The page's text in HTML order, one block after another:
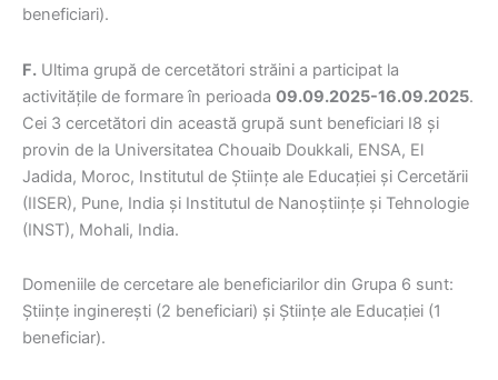
beneficiari).
F. Ultima grupă de cercetători străini a participat la
activitățile de formare în perioada 09.09.2025-16.09.2025.
Cei 3 cercetători din această grupă sunt beneficiari I8 și
provin de la Universitatea Chouaib Doukkali, ENSA, El
Jadida, Moroc, Institutul de Științe ale Educației și Cercetării
(IISER), Pune, India și Institutul de Nanoștiințe și Tehnologie
(INST), Mohali, India.
Domeniile de cercetare ale beneficiarilor din Grupa 6 sunt:
Științe inginerești (2 beneficiari) și Științe ale Educației (1
beneficiar).